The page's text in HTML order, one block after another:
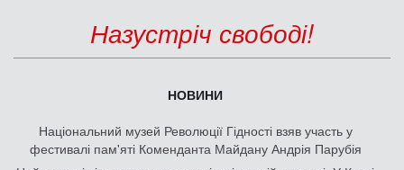
Назустріч свободі!
НОВИНИ
Національний музей Революції Гідності взяв участь у
фестивалі пам'яті Коменданта Майдану Андрія Парубія